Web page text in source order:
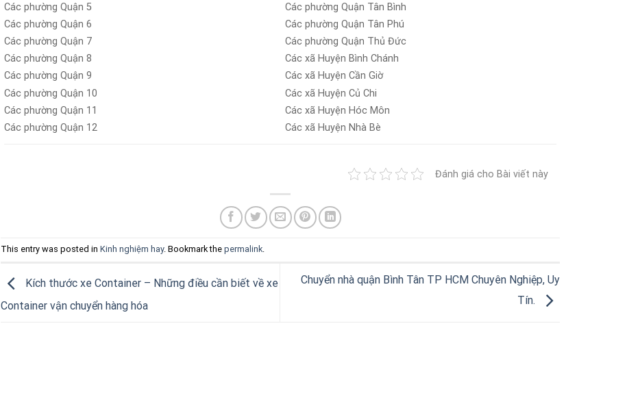
Các phường Quận 5
Các phường Quận 6
Các phường Quận 7
Các phường Quận 8
Các phường Quận 9
Các phường Quận 10
Các phường Quận 11
Các phường Quận 12
Các phường Quận Tân Bình
Các phường Quận Tân Phú
Các phường Quận Thủ Đức
Các xã Huyện Bình Chánh
Các xã Huyện Cần Giờ
Các xã Huyện Củ Chi
Các xã Huyện Hóc Môn
Các xã Huyện Nhà Bè
Đánh giá cho Bài viết này
This entry was posted in Kinh nghiệm hay. Bookmark the permalink.
Kích thước xe Container – Những điều cần biết về xe
Container vận chuyển hàng hóa
Chuyển nhà quận Bình Tân TP HCM Chuyên Nghiệp, Uy
Tín.